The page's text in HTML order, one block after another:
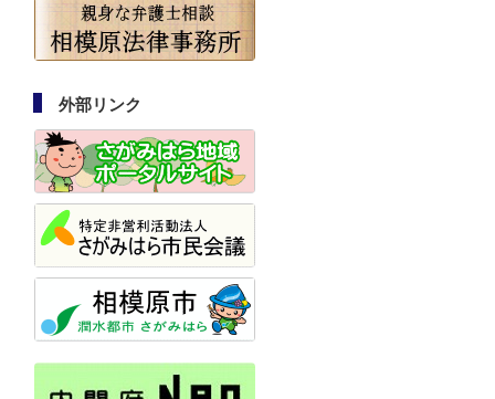
外部リンク